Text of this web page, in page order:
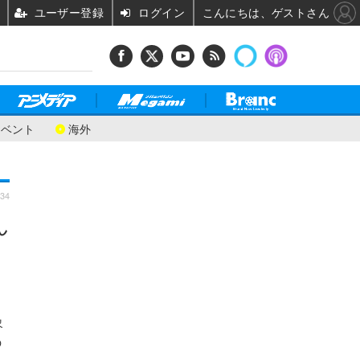
ント 海外
ユーザー登録 ログイン こんにちは、ゲストさん